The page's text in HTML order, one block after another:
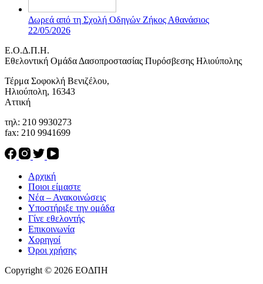
Δωρεά από τη Σχολή Οδηγών Ζήκος Αθανάσιος
22/05/2026
Ε.Ο.Δ.Π.Η.
Eθελοντική Ομάδα Δασοπροστασίας Πυρόσβεσης Ηλιούπολης
Τέρμα Σοφοκλή Βενιζέλου,
Ηλιούπολη, 16343
Αττική
τηλ: 210 9930273
fax: 210 9941699
Αρχική
Ποιοι είμαστε
Νέα – Ανακοινώσεις
Υποστήριξε την ομάδα
Γίνε εθελοντής
Επικοινωνία
Χορηγοί
Όροι χρήσης
Copyright © 2026 ΕΟΔΠΗ